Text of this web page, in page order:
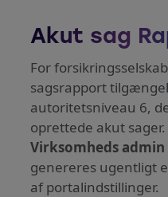
Akut sag
For
sagsrapport
autoritetsniveau 6,
oprettede akut
Virksomheds admin
genereres ugentligt
af portalindstillinger.